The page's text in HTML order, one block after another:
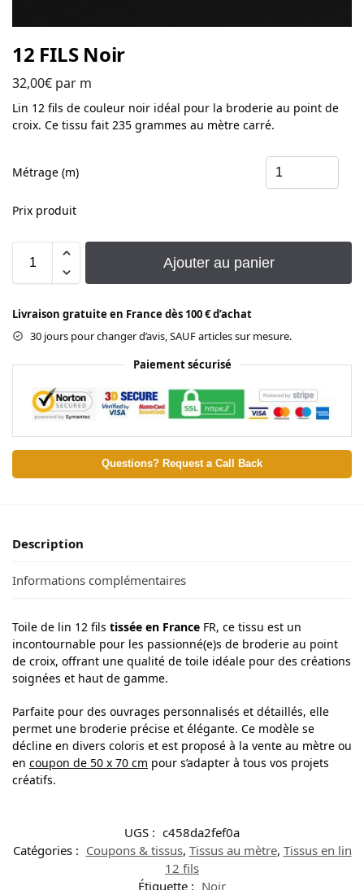
12 FILS Noir
32,00€ par m
Lin 12 fils de couleur noir idéal pour la broderie au point de
croix. Ce tissu fait 235 grammes au mètre carré.
Métrage (m)
Prix produit
Ajouter au panier
Livraison gratuite en France dès 100 € d’achat
30 jours pour changer d’avis, SAUF articles sur mesure.
Paiement sécurisé
Questions? Request a Call Back
Description
Informations complémentaires
Toile de lin 12 fils tissée en France FR, ce tissu est un
incontournable pour les passionné(e)s de broderie au point
de croix, offrant une qualité de toile idéale pour des créations
soignées et haut de gamme.
Parfaite pour des ouvrages personnalisés et détaillés, elle
permet une broderie précise et élégante. Ce modèle se
décline en divers coloris et est proposé à la vente au mètre ou
en coupon de 50 x 70 cm pour s’adapter à tous vos projets
créatifs.
UGS : c458da2fef0a
Catégories : Coupons & tissus, Tissus au mètre, Tissus en lin
12 fils
Étiquette : Noir